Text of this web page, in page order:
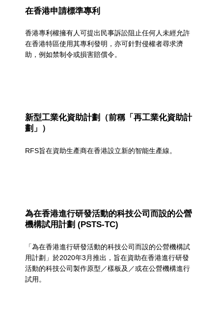
助
科
技
應
專
利
申
在香港申請標準專利
香港專利權擁有人可提出民事訴訟阻止任何人未經允許
在香港特區使用其專利發明，亦可針對侵權者尋求濟
助，例如禁制令或損害賠償令。
新型工業化資助計劃（前稱「再工業化資助計
劃」）
RFS旨在資助生產商在香港設立新的智能生產線。
為在香港進行研發活動的科技公司而設的公營
機構試用計劃 (PSTS-TC)
「為在香港進行研發活動的科技公司而設的公營機構試
用計劃」於2020年3月推出，旨在資助在香港進行研發
活動的科技公司製作原型／樣板及／或在公營機構進行
試用。